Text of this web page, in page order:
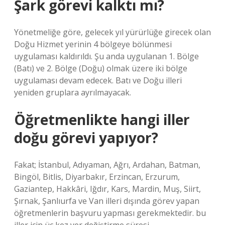
Şark görevi kalktı mı?
Yönetmeliğe göre, gelecek yıl yürürlüğe girecek olan
Doğu Hizmet yerinin 4 bölgeye bölünmesi
uygulaması kaldırıldı. Şu anda uygulanan 1. Bölge
(Batı) ve 2. Bölge (Doğu) olmak üzere iki bölge
uygulaması devam edecek. Batı ve Doğu illeri
yeniden gruplara ayrılmayacak.
Öğretmenlikte hangi iller
doğu görevi yapıyor?
Fakat; İstanbul, Adıyaman, Ağrı, Ardahan, Batman,
Bingöl, Bitlis, Diyarbakır, Erzincan, Erzurum,
Gaziantep, Hakkâri, Iğdır, Kars, Mardin, Muş, Siirt,
Şırnak, Şanlıurfa ve Van illeri dışında görev yapan
öğretmenlerin başvuru yapması gerekmektedir. bu